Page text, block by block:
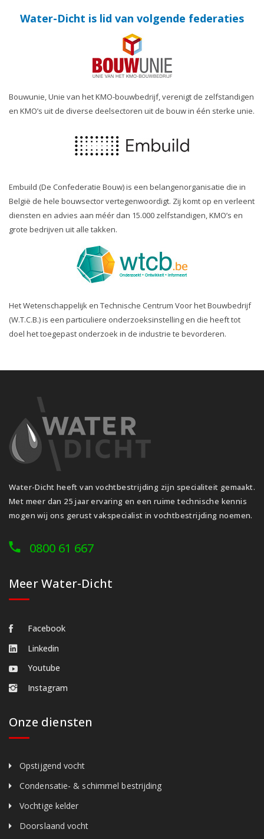
Water-Dicht is lid van volgende federaties
Bouwunie, Unie van het KMO-bouwbedrijf, verenigt de zelfstandigen
en KMO’s uit de diverse deelsectoren uit de bouw in één sterke unie.
Embuild (De Confederatie Bouw) is een belangenorganisatie die in
België de hele bouwsector vertegenwoordigt. Zij komt op en verleent
diensten en advies aan méér dan 15.000 zelfstandigen, KMO’s en
grote bedrijven uit alle takken.
Het Wetenschappelijk en Technische Centrum Voor het Bouwbedrijf
(W.T.C.B.) is een particuliere onderzoeksinstelling en die heeft tot
doel het toegepast onderzoek in de industrie te bevorderen.
Water-Dicht heeft van vochtbestrijding zijn specialiteit gemaakt.
Met meer dan 25 jaar ervaring en een ruime technische kennis
mogen wij ons gerust vakspecialist in vochtbestrijding noemen.
0800 61 667
Meer Water-Dicht
Facebook
Linkedin
Youtube
Instagram
Onze diensten
Opstijgend vocht
Condensatie- & schimmel bestrijding
Vochtige kelder
Doorslaand vocht